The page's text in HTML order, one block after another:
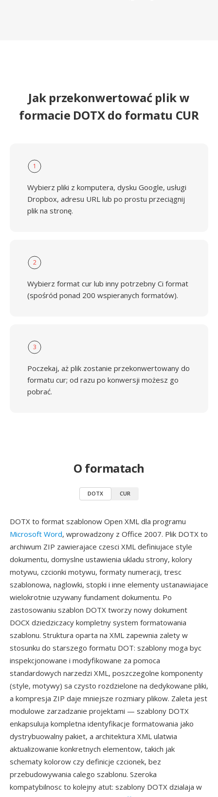
Jak przekonwertować plik w
formacie DOTX do formatu CUR
1
Wybierz pliki z komputera, dysku Google, usługi
Dropbox, adresu URL lub po prostu przeciągnij
plik na stronę.
2
Wybierz format cur lub inny potrzebny Ci format
(spośród ponad 200 wspieranych formatów).
3
Poczekaj, aż plik zostanie przekonwertowany do
formatu cur; od razu po konwersji możesz go
pobrać.
O formatach
DOTX CUR
DOTX to format szablonow Open XML dla programu
Microsoft Word, wprowadzony z Office 2007. Plik DOTX to
archiwum ZIP zawierajace czesci XML definiujace style
dokumentu, domyslne ustawienia ukladu strony, kolory
motywu, czcionki motywu, formaty numeracji, tresc
szablonowa, naglowki, stopki i inne elementy ustanawiajace
wielokrotnie uzywany fundament dokumentu. Po
zastosowaniu szablon DOTX tworzy nowy dokument
DOCX dziedziczacy kompletny system formatowania
szablonu. Struktura oparta na XML zapewnia zalety w
stosunku do starszego formatu DOT: szablony moga byc
inspekcjonowane i modyfikowane za pomoca
standardowych narzedzi XML, poszczegolne komponenty
(style, motywy) sa czysto rozdzielone na dedykowane pliki,
a kompresja ZIP daje mniejsze rozmiary plikow. Zaleta jest
modulowe zarzadzanie projektami — szablony DOTX
enkapsuluja kompletna identyfikacje formatowania jako
dystrybuowalny pakiet, a architektura XML ulatwia
aktualizowanie konkretnych elementow, takich jak
schematy kolorow czy definicje czcionek, bez
przebudowywania calego szablonu. Szeroka
kompatybilnosc to kolejny atut: szablony DOTX dzialaja w